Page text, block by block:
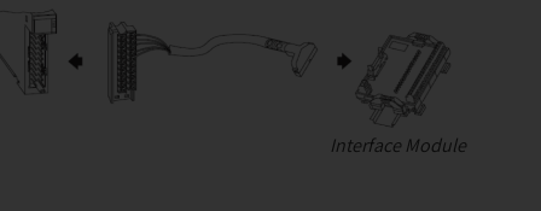
Interface Module